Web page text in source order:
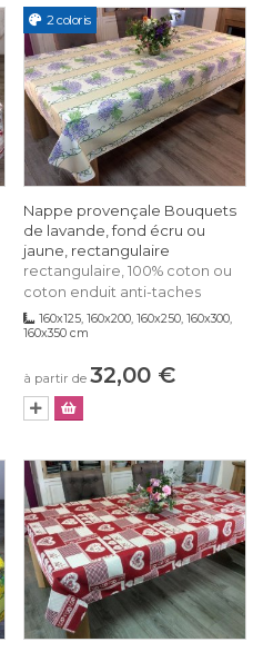
2 coloris
Nappe provençale Bouquets
de lavande, fond écru ou
jaune, rectangulaire
rectangulaire, 100% coton ou
coton enduit anti-taches
160x125, 160x200, 160x250, 160x300,
160x350 cm
à partir de 32,00 €